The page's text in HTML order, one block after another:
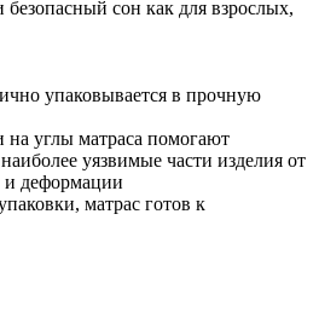
сон как для взрослых,
упаковывается в прочную
углы матраса помогают
уязвимые части изделия от
деформации
матрас готов к